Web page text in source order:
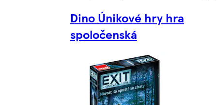
Dino Únikové hry hra
spoločenská